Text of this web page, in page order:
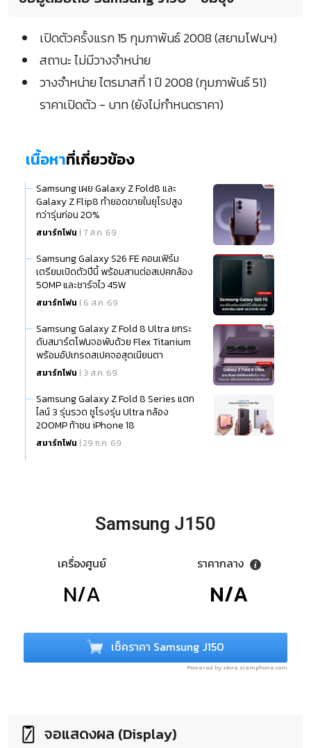
เปิดตัวครั้งแรก 15 กุมภาพันธ์ 2008 (สยามโฟนฯ)
สถานะ ไม่มีวางจำหน่าย
วางจำหน่าย ไตรมาสที่ 1 ปี 2008 (กุมภาพันธ์ 51)
ราคาเปิดตัว - บาท (ยังไม่กำหนดราคา)
เนื้อหาที่เกี่ยวข้อง
Samsung เผย Galaxy Z Fold8 และ
Galaxy Z Flip8 ทำยอดขายในยุโรปสูง
กว่ารุ่นก่อน 20%
สมาร์ทโฟน | 7 ส.ค. 69
Samsung Galaxy S26 FE คอนเฟิร์ม
เตรียมเปิดตัวปีนี้ พร้อมสานต่อสเปคกล้อง
50MP และชาร์จไว 45W
สมาร์ทโฟน | 6 ส.ค. 69
Samsung Galaxy Z Fold 8 Ultra ยกระ
ดับสมาร์ตโฟนจอพับด้วย Flex Titanium
พร้อมอัปเกรดสเปคจอสุดเนียนตา
สมาร์ทโฟน | 3 ส.ค. 69
Samsung Galaxy Z Fold 8 Series แตก
ไลน์ 3 รุ่นรวด ชูโรงรุ่น Ultra กล้อง
200MP ท้าชน iPhone 18
สมาร์ทโฟน | 29 ก.ค. 69
Samsung J150
เครื่องศูนย์
N/A
ราคากลาง
N/A
เช็คราคา Samsung J150
Powered by store.siamphone.com
จอแสดงผล (Display)